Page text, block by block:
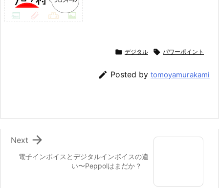
 デジタル  パワーポイント
 Posted by tomoyamurakami
電子インボイスとデジタルインボイスの違
い〜Peppolはまだか？

Next